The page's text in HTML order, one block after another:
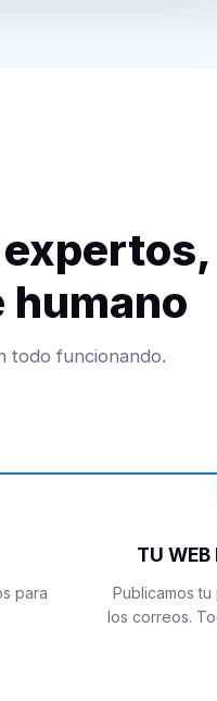
todo funcionando.
para
TU WEB
Publicamos
los correos.